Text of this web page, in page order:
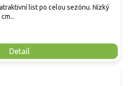
Detail
list po celou sezónu. Nízký